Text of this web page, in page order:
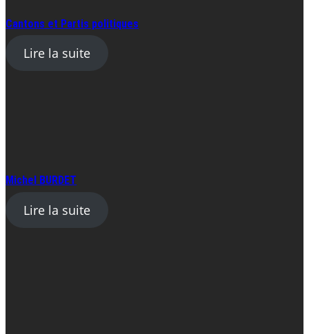
Cantons et Partis politiques
Lire la suite
Michel BURDET
Lire la suite